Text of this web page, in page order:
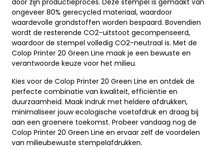
ongeveer 80% gerecycled materiaal, waardoor
waardevolle grondstoffen worden bespaard. Bovendien
wordt de resterende CO2-uitstoot gecompenseerd,
waardoor de stempel volledig CO2-neutraal is. Met de
Colop Printer 20 Green Line maak je een bewuste en
verantwoorde keuze voor het milieu.
Kies voor de Colop Printer 20 Green Line en ontdek de
perfecte combinatie van kwaliteit, efficiëntie en
duurzaamheid. Maak indruk met heldere afdrukken,
minimaliseer jouw ecologische voetafdruk en draag bij
aan een groenere toekomst. Probeer vandaag nog de
Colop Printer 20 Green Line en ervaar zelf de voordelen
van milieubewuste stempelafdrukken.